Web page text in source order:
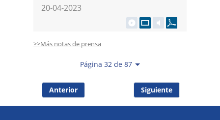
20-04-2023
>>Más notas de prensa
Página 32 de 87
Anterior Siguiente